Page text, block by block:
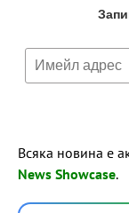
Всяка новина е
News Showcase.